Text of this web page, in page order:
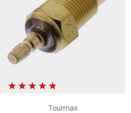
Tourmax